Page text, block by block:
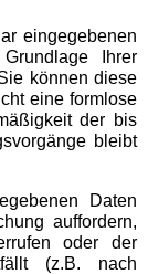
eingegebenen
Ihrer
können diese
eine formlose
der bis
bleibt
Daten
auffordern,
oder der
(z.B. nach